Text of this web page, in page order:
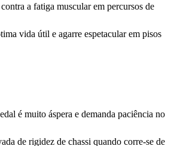
a fatiga muscular em percursos de
vida útil e agarre espetacular em pisos
é muito áspera e demanda paciência no
de rigidez de chassi quando corre-se de